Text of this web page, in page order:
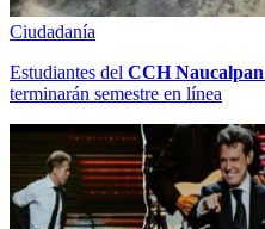
Ciudadanía
Estudiantes del CCH Naucalpan
terminarán semestre en línea